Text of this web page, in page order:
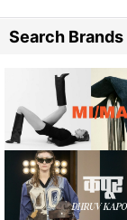
Search Brands
ARTHUR
ANOTHER GIRL
BIKO